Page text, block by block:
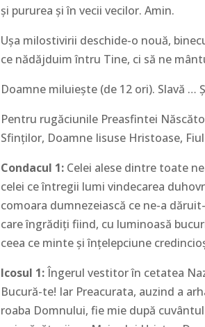
și pururea și în vecii vecilor. Amin.
Ușa milostivirii deschide-o nouă,
ce nădăjduim întru Tine, ci să ne
Doamne miluiește (de 12 ori). Slavă …
Pentru rugăciunile Preasfintei
Sfinților, Doamne Iisuse Hristoase,
Condacul 1: Celei alese dintre toate
celei ce întregii lumi vindecarea
comoara dumnezeiască ce ne-a
care îngrădiți fiind, cu luminoasă
ceea ce minte și înțelepciune
Icosul 1:Îngerul vestitor în cetatea
Bucură-te! Iar Preacurata, auzind a
roaba Domnului, fie mie după